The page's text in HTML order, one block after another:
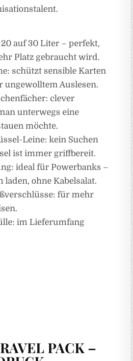
auf 30 Liter – perfekt,
Platz gebraucht wird.
schützt sensible Karten
ungewolltem Auslesen.
clever
unterwegs eine
möchte.
Leine: kein Suchen
ist immer griffbereit.
ideal für Powerbanks –
laden, ohne Kabelsalat.
für mehr
im Lieferumfang
PACK –